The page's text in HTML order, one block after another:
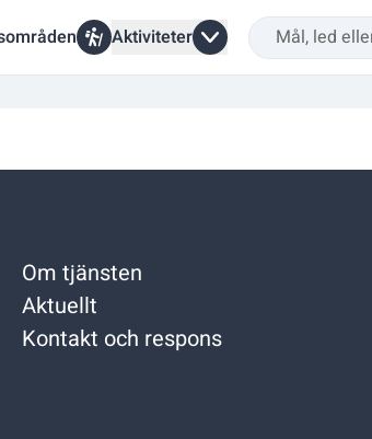
Aktiviteter
Om tjänsten
Aktuellt
Kontakt och respons